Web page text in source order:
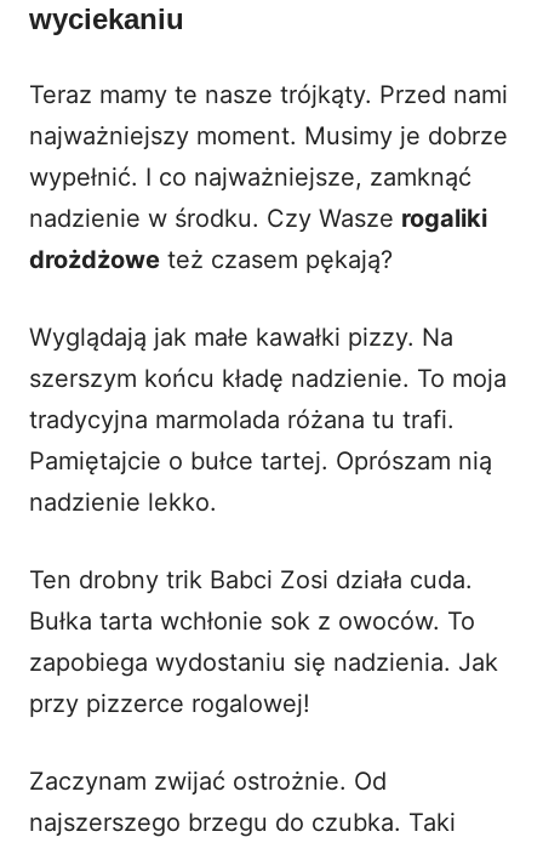
wyciekaniu
Teraz mamy te nasze trójkąty. Przed nami
najważniejszy moment. Musimy je dobrze
wypełnić. I co najważniejsze, zamknąć
nadzienie w środku. Czy Wasze rogaliki
drożdżowe też czasem pękają?
Wyglądają jak małe kawałki pizzy. Na
szerszym końcu kładę nadzienie. To moja
tradycyjna marmolada różana tu trafi.
Pamiętajcie o bułce tartej. Oprószam nią
nadzienie lekko.
Ten drobny trik Babci Zosi działa cuda.
Bułka tarta wchłonie sok z owoców. To
zapobiega wydostaniu się nadzienia. Jak
przy pizzerce rogalowej!
Zaczynam zwijać ostrożnie. Od
najszerszego brzegu do czubka. Taki